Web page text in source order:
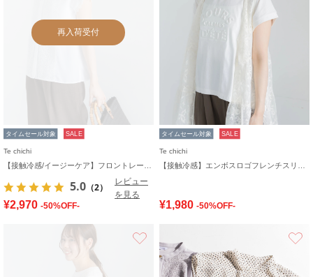
再入荷受付
タイムセール対象 SALE
Te chichi
5.0 （2）
レビュー
を見る
¥2,970 -50%OFF-
タイムセール対象 SALE
Te chichi
¥1,980 -50%OFF-